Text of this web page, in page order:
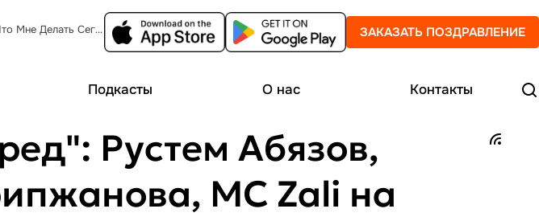
Света - Что Мне Делать Сегодня (dj vini) ЗАКАЗАТЬ ПОЗДРАВЛЕНИЕ
Подкасты О нас Контакты
Рустем Абязов,
MC Zali на